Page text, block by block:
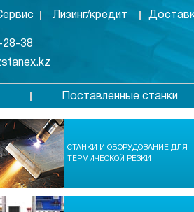
Лизинг/кредит
28-38
Поставленные станки
СТАНКИ И ОБОРУДОВАНИЕ ДЛЯ
ТЕРМИЧЕСКОЙ РЕЗКИ